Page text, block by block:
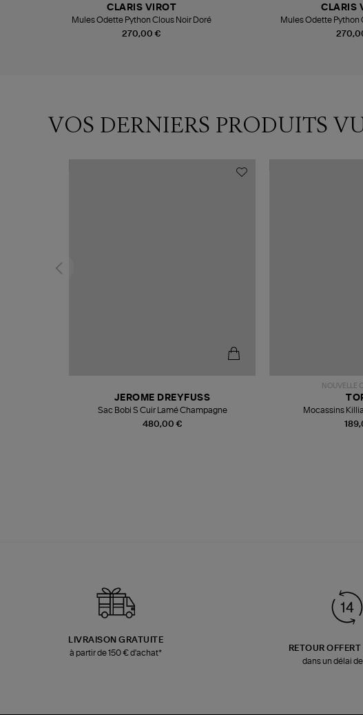
270,00 €
CLARIS VIROT
Mules Odette Python Clous Noir Doré
CLARIS
Mules Odette Python
VOS DERNIERS PRODUITS
480,00 €
JEROME DREYFUSS
Sac Bobi S Cuir Lamé Champagne
NOUVELLE
Mocassins
LIVRAISON GRATUITE
à partir de 150 € d'achat*
RETOUR
dans un délai